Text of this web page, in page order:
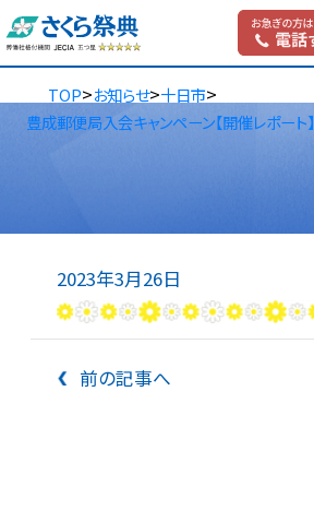
TOP>お知らせ>十日市>
豊成郵便局入会キャンペーン【開催レポート】
2023年3月26日
前の記事へ